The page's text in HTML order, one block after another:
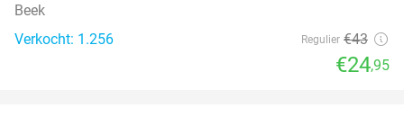
Beek
Verkocht: 1.256
Regulier €43
€24,95